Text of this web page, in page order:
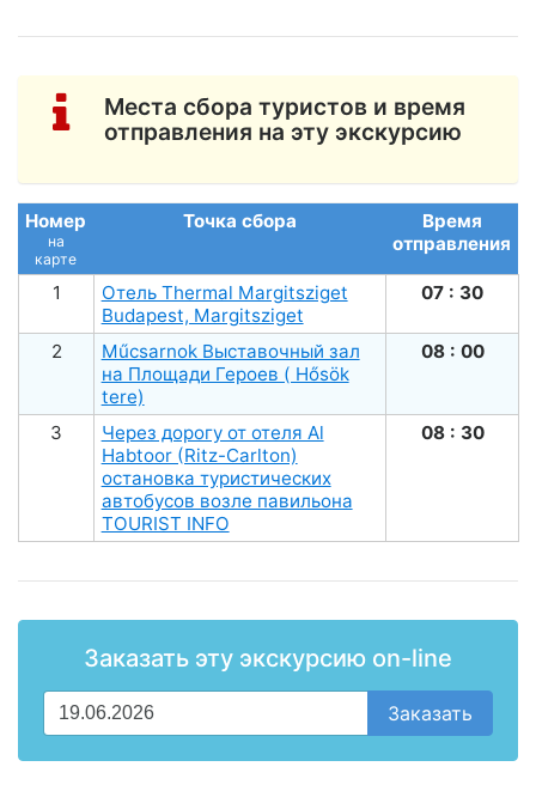
Места сбора туристов и время
отправления на эту экскурсию
Номер
на
карте
Точка сбора
Время
отправления
1
Отель Thermal Margitsziget
Budapest, Margitsziget
07 : 30
2
Műсsarnok Выставочный зал
на Площади Героев ( Hősök
tere)
08 : 00
3
Через дорогу от отеля Al
Habtoor (Ritz-Carlton)
остановка туристических
автобусов возле павильона
TOURIST INFO
08 : 30
Заказать эту экскурсию on-line
Заказать